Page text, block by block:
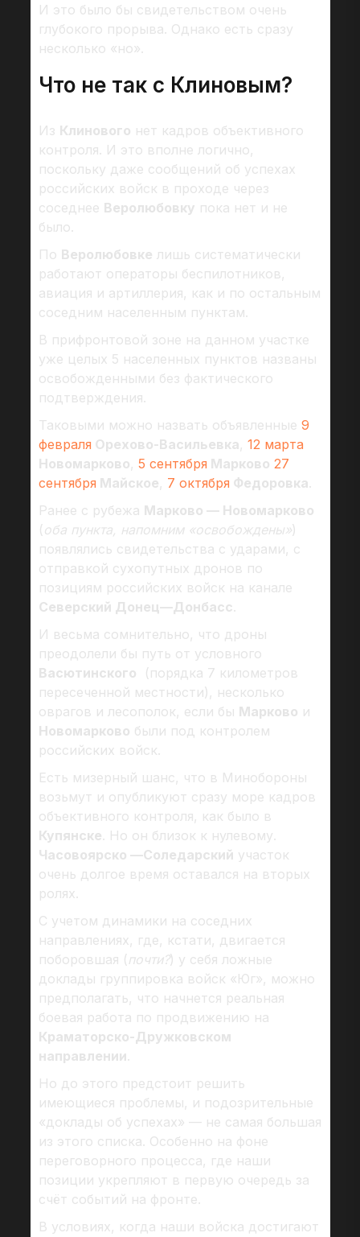
И это было бы свидетельством очень
глубокого прорыва. Однако есть сразу
несколько «но».
Что не так с Клиновым?
Из Клинового нет кадров объективного
контроля. И это вполне логично,
поскольку даже сообщений об успехах
российских войск в проходе через
соседнее Веролюбовку пока нет и не
было.
По Веролюбовке лишь систематически
работают операторы беспилотников,
авиация и артиллерия, как и по остальным
соседним населенным пунктам.
В прифронтовой зоне на данном участке
уже целых 5 населенных пунктов названы
освобожденными без фактического
подтверждения.
Таковыми можно назвать объявленные 9
февраля Орехово-Васильевка, 12 марта
Новомарково, 5 сентября Марково 27
сентября Майское, 7 октября Федоровка.
Ранее с рубежа Марково — Новомарково
( оба пункта, напомним «освобождены»)
появлялись свидетельства с ударами, с
отправкой сухопутных дронов по
позициям российских войск на канале
Северский Донец—Донбасс.
И весьма сомнительно, что дроны
преодолели бы путь от условного
Васютинского (порядка 7 километров
пересеченной местности), несколько
оврагов и лесополок, если бы Марково и
Новомарково были под контролем
российских войск.
Есть мизерный шанс, что в Минобороны
возьмут и опубликуют сразу море кадров
объективного контроля, как было в
Купянске. Но он близок к нулевому.
Часовоярско —Соледарский участок
очень долгое время оставался на вторых
ролях.
С учетом динамики на соседних
направлениях, где, кстати, двигается
поборовшая ( почти?) у себя ложные
доклады группировка войск «Юг», можно
предполагать, что начнется реальная
боевая работа по продвижению на
Краматорско-Дружковском
направлении.
Но до этого предстоит решить
имеющиеся проблемы, и подозрительные
«доклады об успехах» — не самая большая
из этого списка. Особенно на фоне
переговорного процесса, где наши
позиции укрепляют в первую очередь за
счёт событий на фронте.
В условиях, когда наши войска достигают